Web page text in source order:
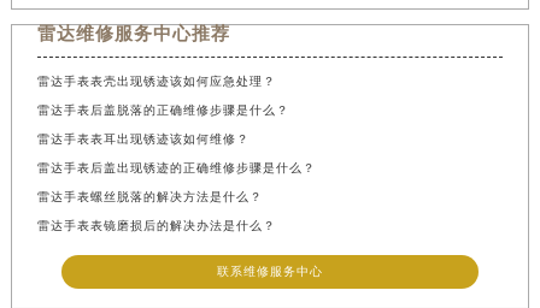
雷达维修服务中心推荐
雷达手表表壳出现锈迹该如何应急处理？
雷达手表后盖脱落的正确维修步骤是什么？
雷达手表表耳出现锈迹该如何维修？
雷达手表后盖出现锈迹的正确维修步骤是什么？
雷达手表螺丝脱落的解决方法是什么？
雷达手表表镜磨损后的解决办法是什么？
联系维修服务中心